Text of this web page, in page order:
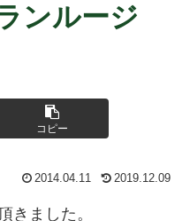
ンルージ
コピー
2014.04.11 2019.12.09
きました。